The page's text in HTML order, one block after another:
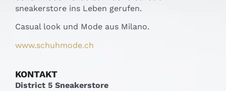
sneakerstore ins Leben gerufen.
Casual look und Mode aus Milano.
www.schuhmode.ch
KONTAKT
District 5 Sneakerstore